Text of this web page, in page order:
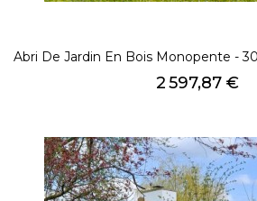
Abri De Jardin En Bois Monopente -
Prix
2 597,87 €